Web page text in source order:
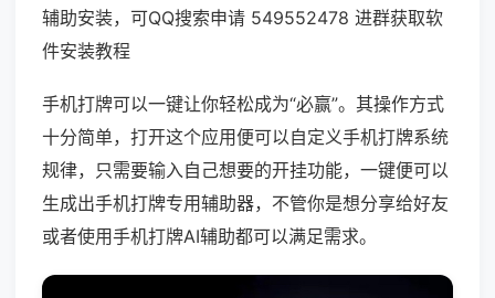
辅助安装，可QQ搜索申请 549552478 进群获取软
件安装教程
手机打牌可以一键让你轻松成为“必赢”。其操作方式
十分简单，打开这个应用便可以自定义手机打牌系统
规律，只需要输入自己想要的开挂功能，一键便可以
生成出手机打牌专用辅助器，不管你是想分享给好友
或者使用手机打牌AI辅助都可以满足需求。